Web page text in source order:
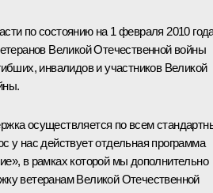
по состоянию на 1 февраля 2010
Великой Отечественной войны
инвалидов и участников Великой
осуществляется по всем
у нас действует отдельная программа
в рамках которой мы дополнительно
ветеранам Великой Отечественной